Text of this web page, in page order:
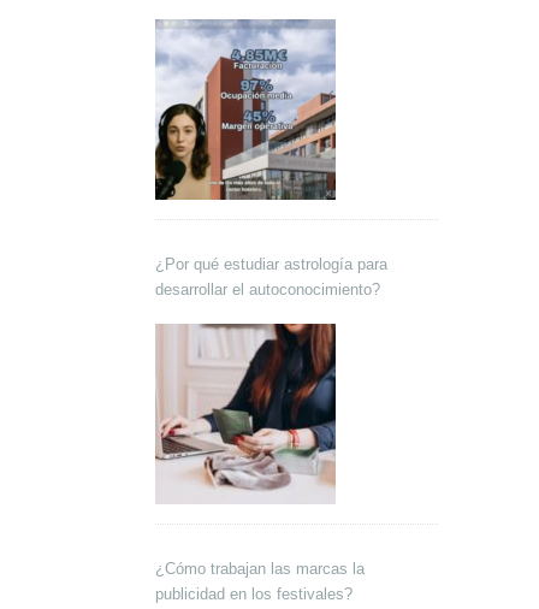
¿Por qué estudiar astrología para
desarrollar el autoconocimiento?
¿Cómo trabajan las marcas la
publicidad en los festivales?